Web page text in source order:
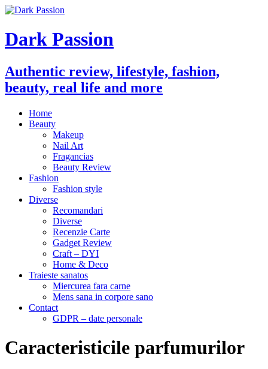
Dark Passion
Authentic review, lifestyle, fashion,
beauty, real life and more
Home
Beauty
Makeup
Nail Art
Fragancias
Beauty Review
Fashion
Fashion style
Diverse
Recomandari
Diverse
Recenzie Carte
Gadget Review
Craft – DYI
Home & Deco
Traieste sanatos
Miercurea fara carne
Mens sana in corpore sano
Contact
GDPR – date personale
Caracteristicile parfumurilor